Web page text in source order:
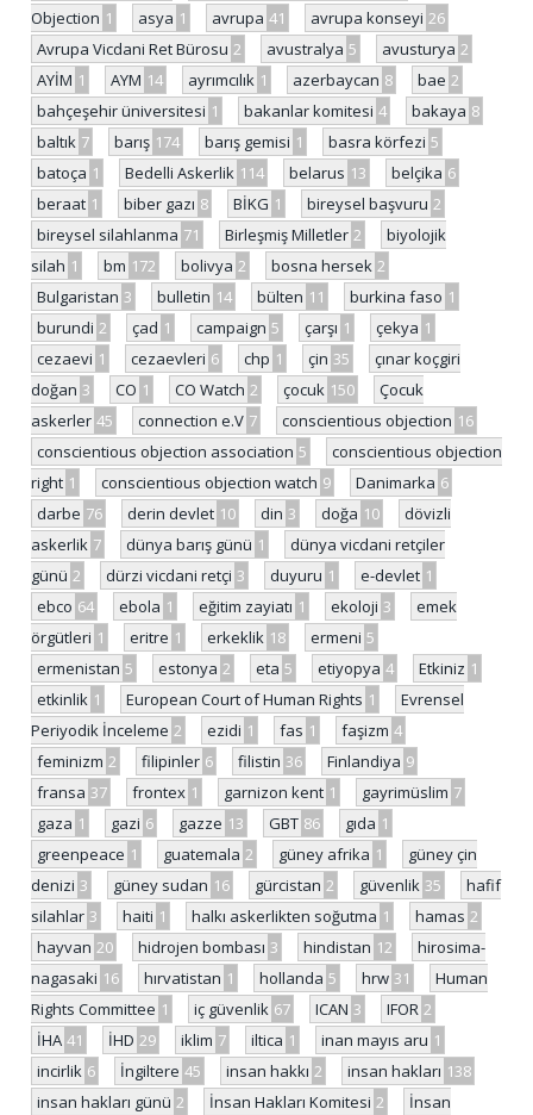
Objection 1 asya 1 avrupa 41 avrupa konseyi 26
Avrupa Vicdani Ret Bürosu 2 avustralya 5 avusturya 2
AYİM 1 AYM 14 ayrımcılık 1 azerbaycan 8 bae 2
bahçeşehir üniversitesi 1 bakanlar komitesi 4 bakaya 8
baltık 7 barış 174 barış gemisi 1 basra körfezi 5
batoça 1 Bedelli Askerlik 114 belarus 13 belçika 6
beraat 1 biber gazı 8 BİKG 1 bireysel başvuru 2
bireysel silahlanma 71 Birleşmiş Milletler 2
biyolojik
silah 1 bm 172 bolivya 2 bosna hersek 2
Bulgaristan 3 bulletin 14 bülten 11 burkina faso 1
burundi 2 çad 1 campaign 5 çarşı 1 çekya 1
cezaevi 1 cezaevleri 6 chp 1 çin 35
çınar koçgiri
doğan 3 CO 1 CO Watch 2 çocuk 150
Çocuk
askerler 45 connection e.V 7 conscientious objection 16
conscientious objection association 5
conscientious objection
right 1 conscientious objection watch 9 Danimarka 6
darbe 76 derin devlet 10 din 3 doğa 10
dövizli
askerlik 7 dünya barış günü 1
dünya vicdani retçiler
günü 2 dürzi vicdani retçi 3 duyuru 1 e-devlet 1
ebco 64 ebola 1 eğitim zayiatı 1 ekoloji 3
emek
örgütleri 1 eritre 1 erkeklik 18 ermeni 5
ermenistan 5 estonya 2 eta 5 etiyopya 4 Etkiniz 1
etkinlik 1 European Court of Human Rights 1
Evrensel
Periyodik İnceleme 2 ezidi 1 fas 1 faşizm 4
feminizm 2 filipinler 6 filistin 36 Finlandiya 9
fransa 37 frontex 1 garnizon kent 1 gayrimüslim 7
gaza 1 gazi 6 gazze 13 GBT 86 gıda 1
greenpeace 1 guatemala 2 güney afrika 1
güney çin
denizi 3 güney sudan 16 gürcistan 2 güvenlik 35
hafif
silahlar 3 haiti 1 halkı askerlikten soğutma 1 hamas 2
hayvan 20 hidrojen bombası 3 hindistan 12
hirosima-
nagasaki 16 hırvatistan 1 hollanda 5 hrw 31
Human
Rights Committee 1 iç güvenlik 67 ICAN 3 IFOR 2
İHA 41 İHD 29 iklim 7 iltica 1 inan mayıs aru 1
incirlik 6 İngiltere 45 insan hakkı 2 insan hakları 138
insan hakları günü 2 İnsan Hakları Komitesi 2
İnsan